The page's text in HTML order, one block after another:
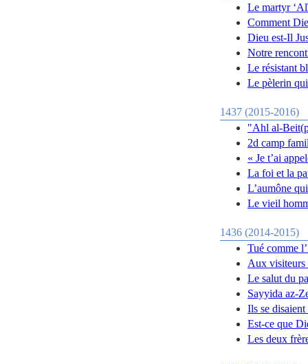
Le martyr
Comment
Dieu est-Il
Notre
Le résistant
Le pèlerin
1437 (2015-2016)
"Ahl al-
2d camp
« Je t’ai
La foi et la
L’aumône
Le vieil
1436 (2014-2015)
Tué comme
Aux visiteurs
Le salut du
Sayyida az-
Ils se
Est-ce que
Les deux